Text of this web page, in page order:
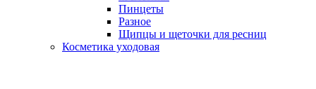
Пинцеты
Разное
Щипцы и щеточки для ресниц
Косметика уходовая